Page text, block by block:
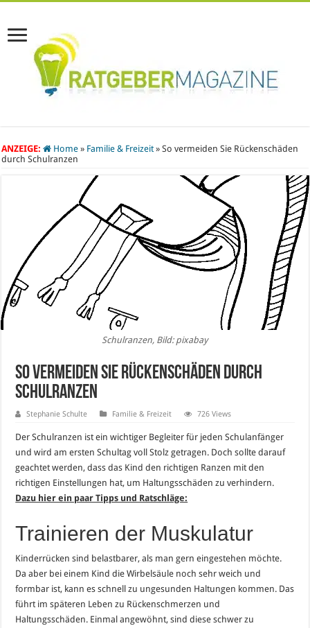
ANZEIGE: Home » Familie & Freizeit » So vermeiden Sie Rückenschäden
durch Schulranzen
Schulranzen, Bild: pixabay
So vermeiden Sie Rückenschäden durch
Schulranzen
Stephanie Schulte Familie & Freizeit 726 Views
Der Schulranzen ist ein wichtiger Begleiter für jeden Schulanfänger
und wird am ersten Schultag voll Stolz getragen. Doch sollte darauf
geachtet werden, dass das Kind den richtigen Ranzen mit den
richtigen Einstellungen hat, um Haltungsschäden zu verhindern.
Dazu hier ein paar Tipps und Ratschläge:
Trainieren der Muskulatur
Kinderrücken sind belastbarer, als man gern eingestehen möchte.
Da aber bei einem Kind die Wirbelsäule noch sehr weich und
formbar ist, kann es schnell zu ungesunden Haltungen kommen. Das
führt im späteren Leben zu Rückenschmerzen und
Haltungsschäden. Einmal angewöhnt, sind diese schwer zu